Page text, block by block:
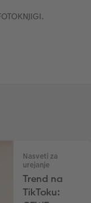
Nasveti za
urejanje
Trend na
TikToku: